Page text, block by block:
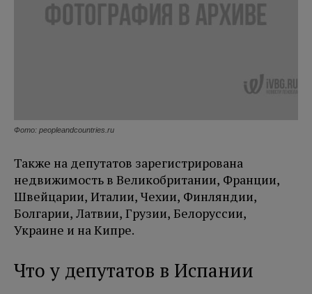
Фото: peopleandcountries.ru
Также на депутатов зарегистрирована
недвижимость в Великобритании, Франции,
Швейцарии, Италии, Чехии, Финляндии,
Болгарии, Латвии, Грузии, Белоруссии,
Украине и на Кипре.
Что у депутатов в Испании